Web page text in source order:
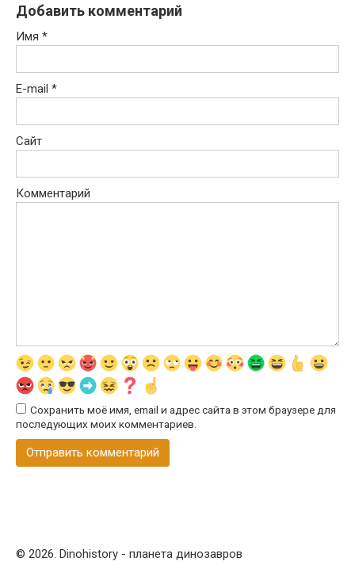
Добавить комментарий
Имя *
E-mail *
Сайт
Комментарий
Сохранить моё имя, email и адрес сайта в этом браузере для
последующих моих комментариев.
© 2026. Dinohistory - планета динозавров